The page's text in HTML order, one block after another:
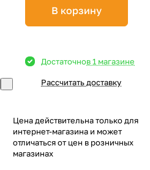
В корзину
Достаточнов 1 магазине
Рассчитать доставку
Цена действительна только для
интернет-магазина и может
отличаться от цен в розничных
магазинах
банка